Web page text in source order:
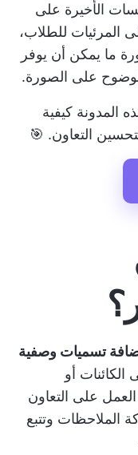
الأخيرة على
المرئيات للطلاب،
ما يمكن أن يوفر
على الصورة.
كيفية
التعاون. 🎯
تسميات وصفية
الكائنات أو
على التعاون
الملاحظات وتتبع